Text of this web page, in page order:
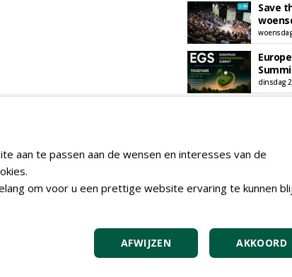
Save
dinsdag
aan te passen aan de wensen en interesses van de
om voor u een prettige website ervaring te kunnen
AKKOORD
AFWIJZEN